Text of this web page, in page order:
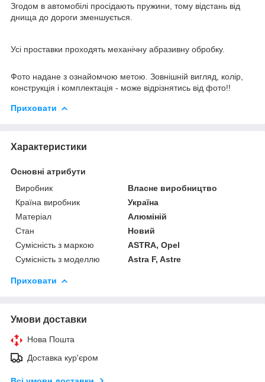
Згодом в автомобілі просідають пружини, тому відстань від
днища до дороги зменшується.
Усі проставки проходять механічну абразивну обробку.
Фото надане з ознайомчою метою. Зовнішній вигляд, колір,
конструкція і комплектація - може відрізнятись від фото!!
Приховати
Характеристики
Основні атрибути
Виробник
Власне виробництво
Країна виробник
Україна
Матеріал
Алюміній
Стан
Новий
Сумісність з маркою
ASTRA, Opel
Сумісність з моделлю
Astra F, Astre
Приховати
Умови доставки
Нова Пошта
Доставка кур'єром